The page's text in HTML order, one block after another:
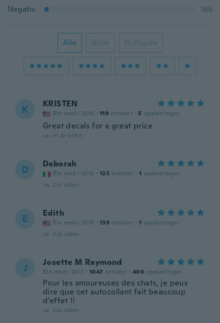
Negativ
166
Alle Bilde Nyttigste
K KRISTEN
Ble med i 2016 · 119 omtaler · 5 opplastinger
Great decals for a great price
ca. et år siden
D Deborah
Ble med i 2018 · 123 omtaler · 1 opplastinger
ca. 2 år siden
E Edith
Ble med i 2018 · 139 omtaler · 1 opplastinger
ca. 2 år siden
J Josette M Raymond
Ble med i 2017 · 1047 omtaler · 408 opplastinger
Pour les amoureuses des chats, je peux
dire que cet autocollant fait beaucoup
d'effet !!
ca. 2 år siden